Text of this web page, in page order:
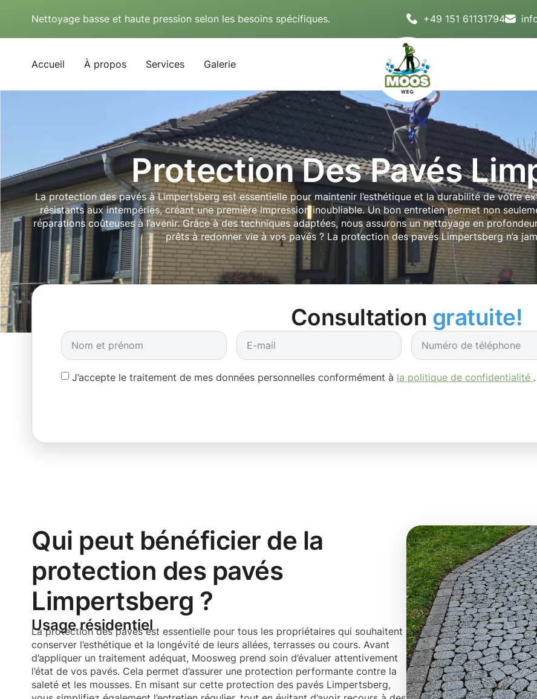
Nettoyage basse et haute pression selon les besoins spécifiques. +49 151 61131794
Accueil À propos Services Galerie
Protection Des Pavés
La protection des pavés à Limpertsberg est essentielle pour maintenir l’esthétique et la durabilité de votre
résistants aux intempéries, créant une première impression inoubliable. Un bon entretien permet non
réparations coûteuses à l’avenir. Grâce à des techniques adaptées, nous assurons un nettoyage en
prêts à redonner vie à vos pavés ? La protection des pavés Limpertsberg n’a
Consultation gratuite!
J’accepte le traitement de mes données personnelles conformément à la politique de confidentialité .
Qui peut bénéficier de la
protection des pavés
Limpertsberg ?
Usage résidentiel
La protection des pavés est essentielle pour tous les propriétaires qui souhaitent
conserver l’esthétique et la longévité de leurs allées, terrasses ou cours. Avant
d’appliquer un traitement adéquat, Moosweg prend soin d’évaluer attentivement
l’état de vos pavés. Cela permet d’assurer une protection performante contre la
saleté et les mousses. En misant sur cette protection des pavés Limpertsberg,